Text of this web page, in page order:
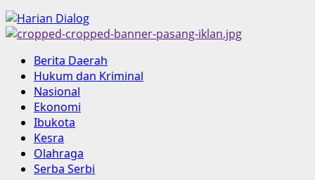
Primary
Menu
Berita Daerah
Hukum dan Kriminal
Nasional
Ekonomi
Ibukota
Kesra
Olahraga
Serba Serbi